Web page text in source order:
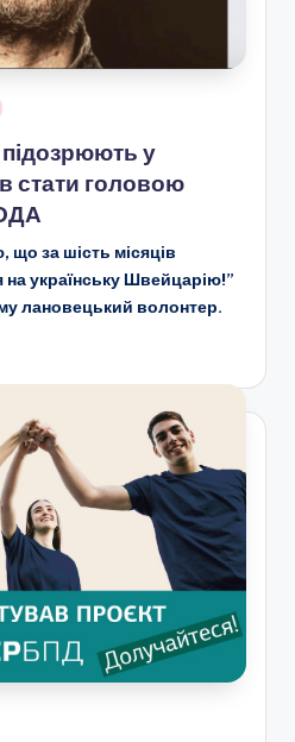
у
стати головою
що за шість місяців
українську Швейцарію!”
лановецький волонтер.